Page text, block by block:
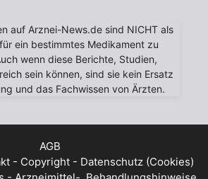
auf Arznei-News.de sind NICHT als
ein bestimmtes Medikament zu
wenn diese Berichte, Studien,
sein können, sind sie kein Ersatz
und das Fachwissen von Ärzten.
AGB
- Copyright - Datenschutz (Cookies)